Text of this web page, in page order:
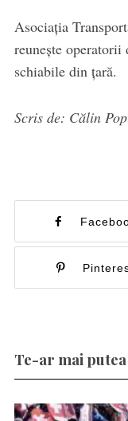
Asociația
reunește
schiabile din țară.
Scris de: Călin Pop
Te-ar mai